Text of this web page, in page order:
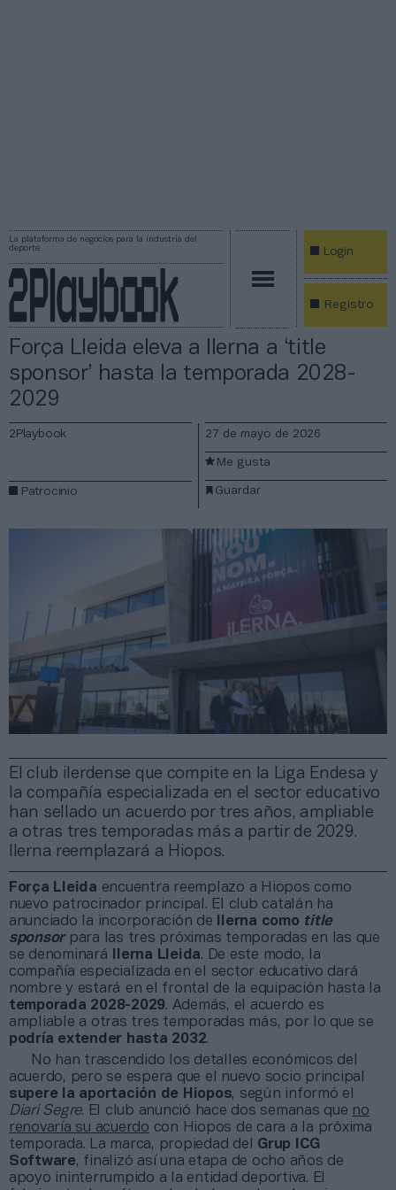
La plataforma de negocios para la industria del
deporte
Login
Registro
Força Lleida eleva a Ilerna a ‘title
sponsor’ hasta la temporada 2028-
2029
El club ilerdense que compite en la Liga Endesa y
la compañía especializada en el sector educativo
han sellado un acuerdo por tres años, ampliable
a otras tres temporadas más a partir de 2029.
Ilerna reemplazará a Hiopos.
2Playbook
Patrocinio
27 de mayo de 2026
Guardar
Me gusta
Força Lleida encuentra reemplazo a Hiopos como
nuevo patrocinador principal. El club catalán ha
anunciado la incorporación de
Ilerna como title
sponsorpara las tres próximas temporadas en las que
se denominará
Ilerna Lleida. De este modo, la
compañía especializada en el sector educativo dará
nombre y estará en el frontal de la equipación hasta la
temporada 2028-2029. Además, el acuerdo es
ampliable a otras tres temporadas más, por lo que se
podría extender hasta 2032.
No han trascendido los detalles económicos del
acuerdo, pero se espera que el nuevo socio principal
supere la aportación de Hiopos, según informó el
Diari Segre. El club anunció hace dos semanas que no
renovaría su acuerdo con Hiopos de cara a la próxima
temporada. La marca, propiedad del Grup ICG
Software, finalizó así una etapa de ocho años de
apoyo ininterrumpido a la entidad deportiva. El